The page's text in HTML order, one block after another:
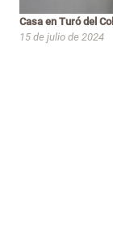
Casa en Turó del Coll
15 de julio de 2024